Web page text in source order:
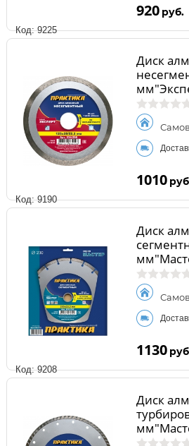
Код: 9225
920 руб.
Код: 9190
Диск
1010
Код: 9208
Диск
1130
Диск